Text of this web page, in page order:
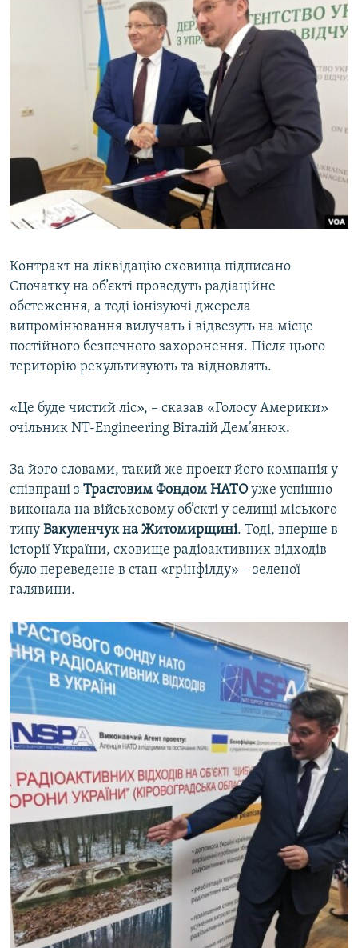
Контракт на ліквідацію сховища підписано
Спочатку на об’єкті проведуть радіаційне
обстеження, а тоді іонізуючі джерела
випромінювання вилучать і відвезуть на місце
постійного безпечного захоронення. Після цього
територію рекультивують та відновлять.
«Це буде чистий ліс», – сказав «Голосу Америки»
очільник NT-Engineering Віталій Дем’янюк.
За його словами, такий же проект його компанія у
співпраці з Трастовим Фондом НАТОуже успішно
виконала на військовому об’єкті у селищі міського
типу Вакуленчук на Житомирщині. Тоді, вперше в
історії України, сховище радіоактивних відходів
було переведене в стан «грінфілду» – зеленої
галявини.